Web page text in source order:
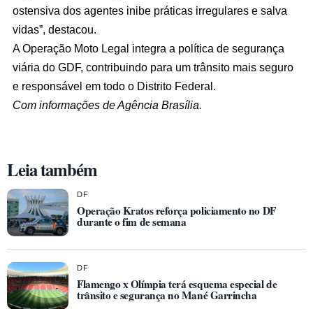
ostensiva dos agentes inibe práticas irregulares e salva
vidas”, destacou.
A Operação Moto Legal integra a política de segurança
viária do GDF, contribuindo para um trânsito mais seguro
e responsável em todo o Distrito Federal.
Com informações de Agência Brasília.
Leia também
DF
Operação Kratos reforça policiamento no DF
durante o fim de semana
DF
Flamengo x Olímpia terá esquema especial de
trânsito e segurança no Mané Garrincha